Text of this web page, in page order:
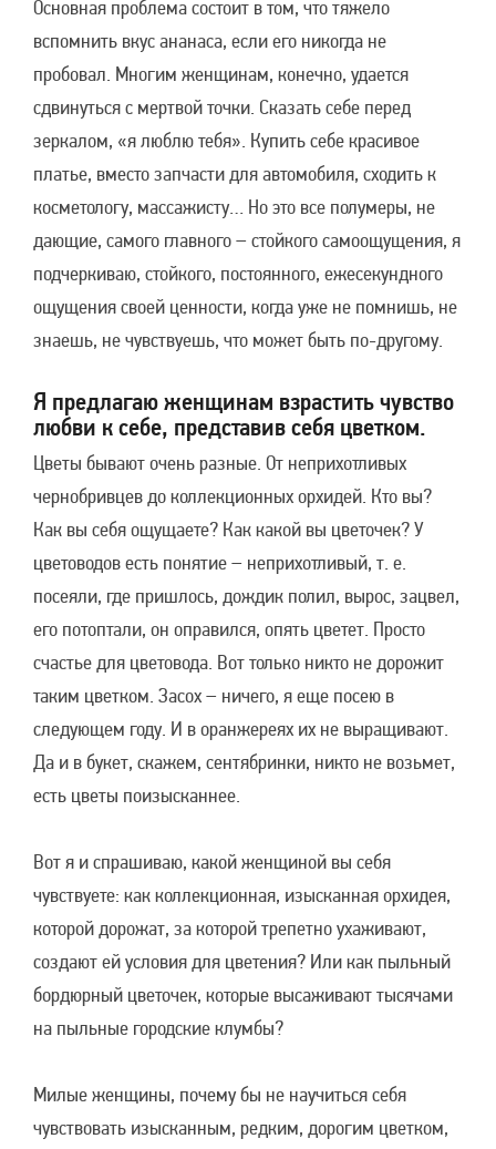
Основная проблема состоит в том, что тяжело
вспомнить вкус ананаса, если его никогда не
пробовал. Многим женщинам, конечно, удается
сдвинуться с мертвой точки. Сказать себе перед
зеркалом, «я люблю тебя». Купить себе красивое
платье, вместо запчасти для автомобиля, сходить к
косметологу, массажисту… Но это все полумеры, не
дающие, самого главного – стойкого самоощущения, я
подчеркиваю, стойкого, постоянного, ежесекундного
ощущения своей ценности, когда уже не помнишь, не
знаешь, не чувствуешь, что может быть по-другому.
Я предлагаю женщинам взрастить чувство
любви к себе, представив себя цветком.
Цветы бывают очень разные. От неприхотливых
чернобривцев до коллекционных орхидей. Кто вы?
Как вы себя ощущаете? Как какой вы цветочек? У
цветоводов есть понятие – неприхотливый, т. е.
посеяли, где пришлось, дождик полил, вырос, зацвел,
его потоптали, он оправился, опять цветет. Просто
счастье для цветовода. Вот только никто не дорожит
таким цветком. Засох – ничего, я еще посею в
следующем году. И в оранжереях их не выращивают.
Да и в букет, скажем, сентябринки, никто не возьмет,
есть цветы поизысканнее.
Вот я и спрашиваю, какой женщиной вы себя
чувствуете: как коллекционная, изысканная орхидея,
которой дорожат, за которой трепетно ухаживают,
создают ей условия для цветения? Или как пыльный
бордюрный цветочек, которые высаживают тысячами
на пыльные городские клумбы?
Милые женщины, почему бы не научиться себя
чувствовать изысканным, редким, дорогим цветком,